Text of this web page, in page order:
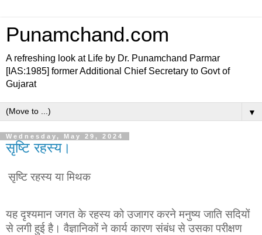
Punamchand.com
A refreshing look at Life by Dr. Punamchand Parmar
[IAS:1985] former Additional Chief Secretary to Govt of
Gujarat
▼
Wednesday, May 29, 2024
सृष्टि रहस्य।
सृष्टि रहस्य या मिथक
यह दृश्यमान जगत के रहस्य को उजागर करने मनुष्य जाति सदियों
से लगी हुई है। वैज्ञानिकों ने कार्य कारण संबंध से उसका परीक्षण